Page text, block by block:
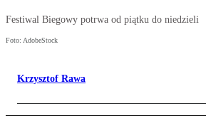
Festiwal Biegowy potrwa od piątku do niedzieli
Foto: AdobeStock
Krzysztof Rawa